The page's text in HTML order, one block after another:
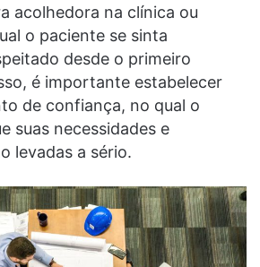
acolhedora na clínica ou
o paciente se sinta
desde o primeiro
é importante estabelecer
de confiança, no qual o
suas necessidades e
levadas a sério.